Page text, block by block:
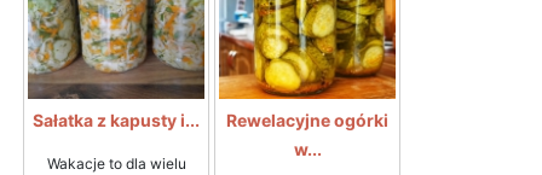
Sałatka z kapusty i...
Wakacje to dla wielu
Rewelacyjne ogórki
w...